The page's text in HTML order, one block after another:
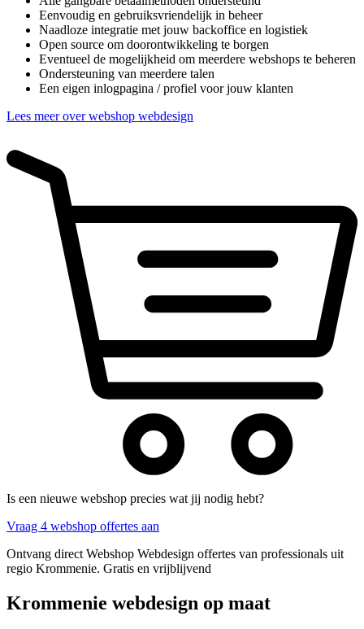
Eenvoudig en gebruiksvriendelijk in beheer
Naadloze integratie met jouw backoffice en logistiek
Open source om doorontwikkeling te borgen
Eventueel de mogelijkheid om meerdere webshops te beheren
Ondersteuning van meerdere talen
Een eigen inlogpagina / profiel voor jouw klanten
Lees meer over webshop webdesign
Is een nieuwe webshop precies wat jij nodig hebt?
Vraag 4 webshop offertes aan
Ontvang direct Webshop Webdesign offertes van professionals uit
regio Krommenie. Gratis en vrijblijvend
Krommenie webdesign op maat